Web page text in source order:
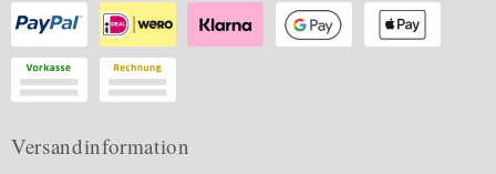
Versandinformation